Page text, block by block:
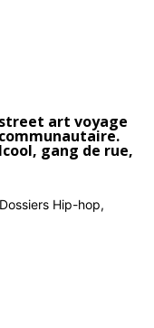
art voyage
gang de rue,
Hip-hop,